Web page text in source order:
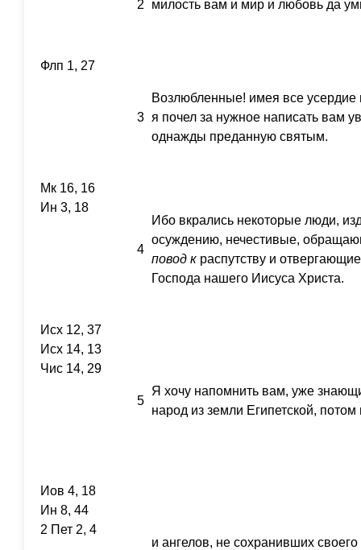
2 милость вам и мир и любовь да
Флп 1, 27
3
Возлюбленные! имея все
я почел за нужное написать вам
однажды преданную святым.
Мк 16, 16
Ин 3, 18
4
Ибо вкрались некоторые люди,
осуждению, нечестивые,
повод к распутству и
Господа нашего Иисуса Христа.
Исх 12, 37
Исх 14, 13
Чис 14, 29
5
Я хочу напомнить вам, уже
народ из земли Египетской,
Иов 4, 18
Ин 8, 44
2 Пет 2, 4
и ангелов, не сохранивших